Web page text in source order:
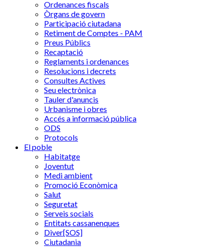
Ordenances fiscals
Òrgans de govern
Participació ciutadana
Retiment de Comptes - PAM
Preus Públics
Recaptació
Reglaments i ordenances
Resolucions i decrets
Consultes Actives
Seu electrònica
Tauler d'anuncis
Urbanisme i obres
Accés a informació pública
ODS
Protocols
El poble
Habitatge
Joventut
Medi ambient
Promoció Econòmica
Salut
Seguretat
Serveis socials
Entitats cassanenques
Diver[SOS]
Ciutadania